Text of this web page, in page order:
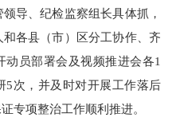
导、纪检监察组长具体抓，
各县（市）区分工协作、齐
员部署会及视频推进会各1
5次，并及时对开展工作落后
专项整治工作顺利推进。